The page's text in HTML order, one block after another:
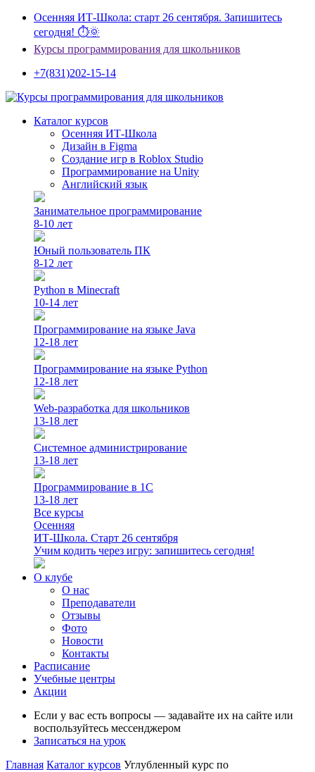
Осенняя ИТ-Школа: старт 26 сентября. Запишитесь
сегодня! ⏱🌞
Курсы программирования для школьников
+7(831)202-15-14
Каталог курсов
Осенняя ИТ-Школа
Дизайн в Figma
Создание игр в Roblox Studio
Программирование на Unity
Английский язык
Занимательное программирование
8-10 лет
Юный пользователь ПК
8-12 лет
Python в Minecraft
10-14 лет
Программирование на языке Java
12-18 лет
Программирование на языке Python
12-18 лет
Web-разработка для школьников
13-18 лет
Системное администрирование
13-18 лет
Программирование в 1С
13-18 лет
Все курсы
Осенняя
ИТ-Школа. Старт 26 сентября
Учим кодить через игру: запишитесь сегодня!
О клубе
О нас
Преподаватели
Отзывы
Фото
Новости
Контакты
Расписание
Учебные центры
Акции
Если у вас есть вопросы — задавайте их на сайте или
воспользуйтесь мессенджером
Записаться на урок
Главная Каталог курсов Углубленный курс по